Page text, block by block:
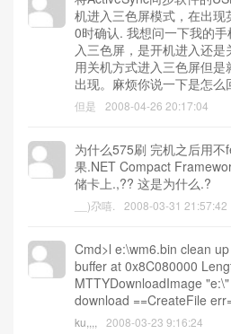
机进入三色屏模式，在出现
0时确认. 我想问一下我的
入三色屏，是开机进入还是
用关机方式进入三色屏但
出现。麻烦你说一下是怎么
但是 2008-04-26 20:17:04
为什么575刷 完机之后用不
果.NET Compact
储卡上.,?? 这是为什么.?
__)尕嘻. 2008-03-31 21:57:42
Cmd>l e:\wm6.bin clean
buffer at 0x8C080000
MTTYDownloadImage
download ==CreateFile
ku,,,, 2008-03-23 9:16:24